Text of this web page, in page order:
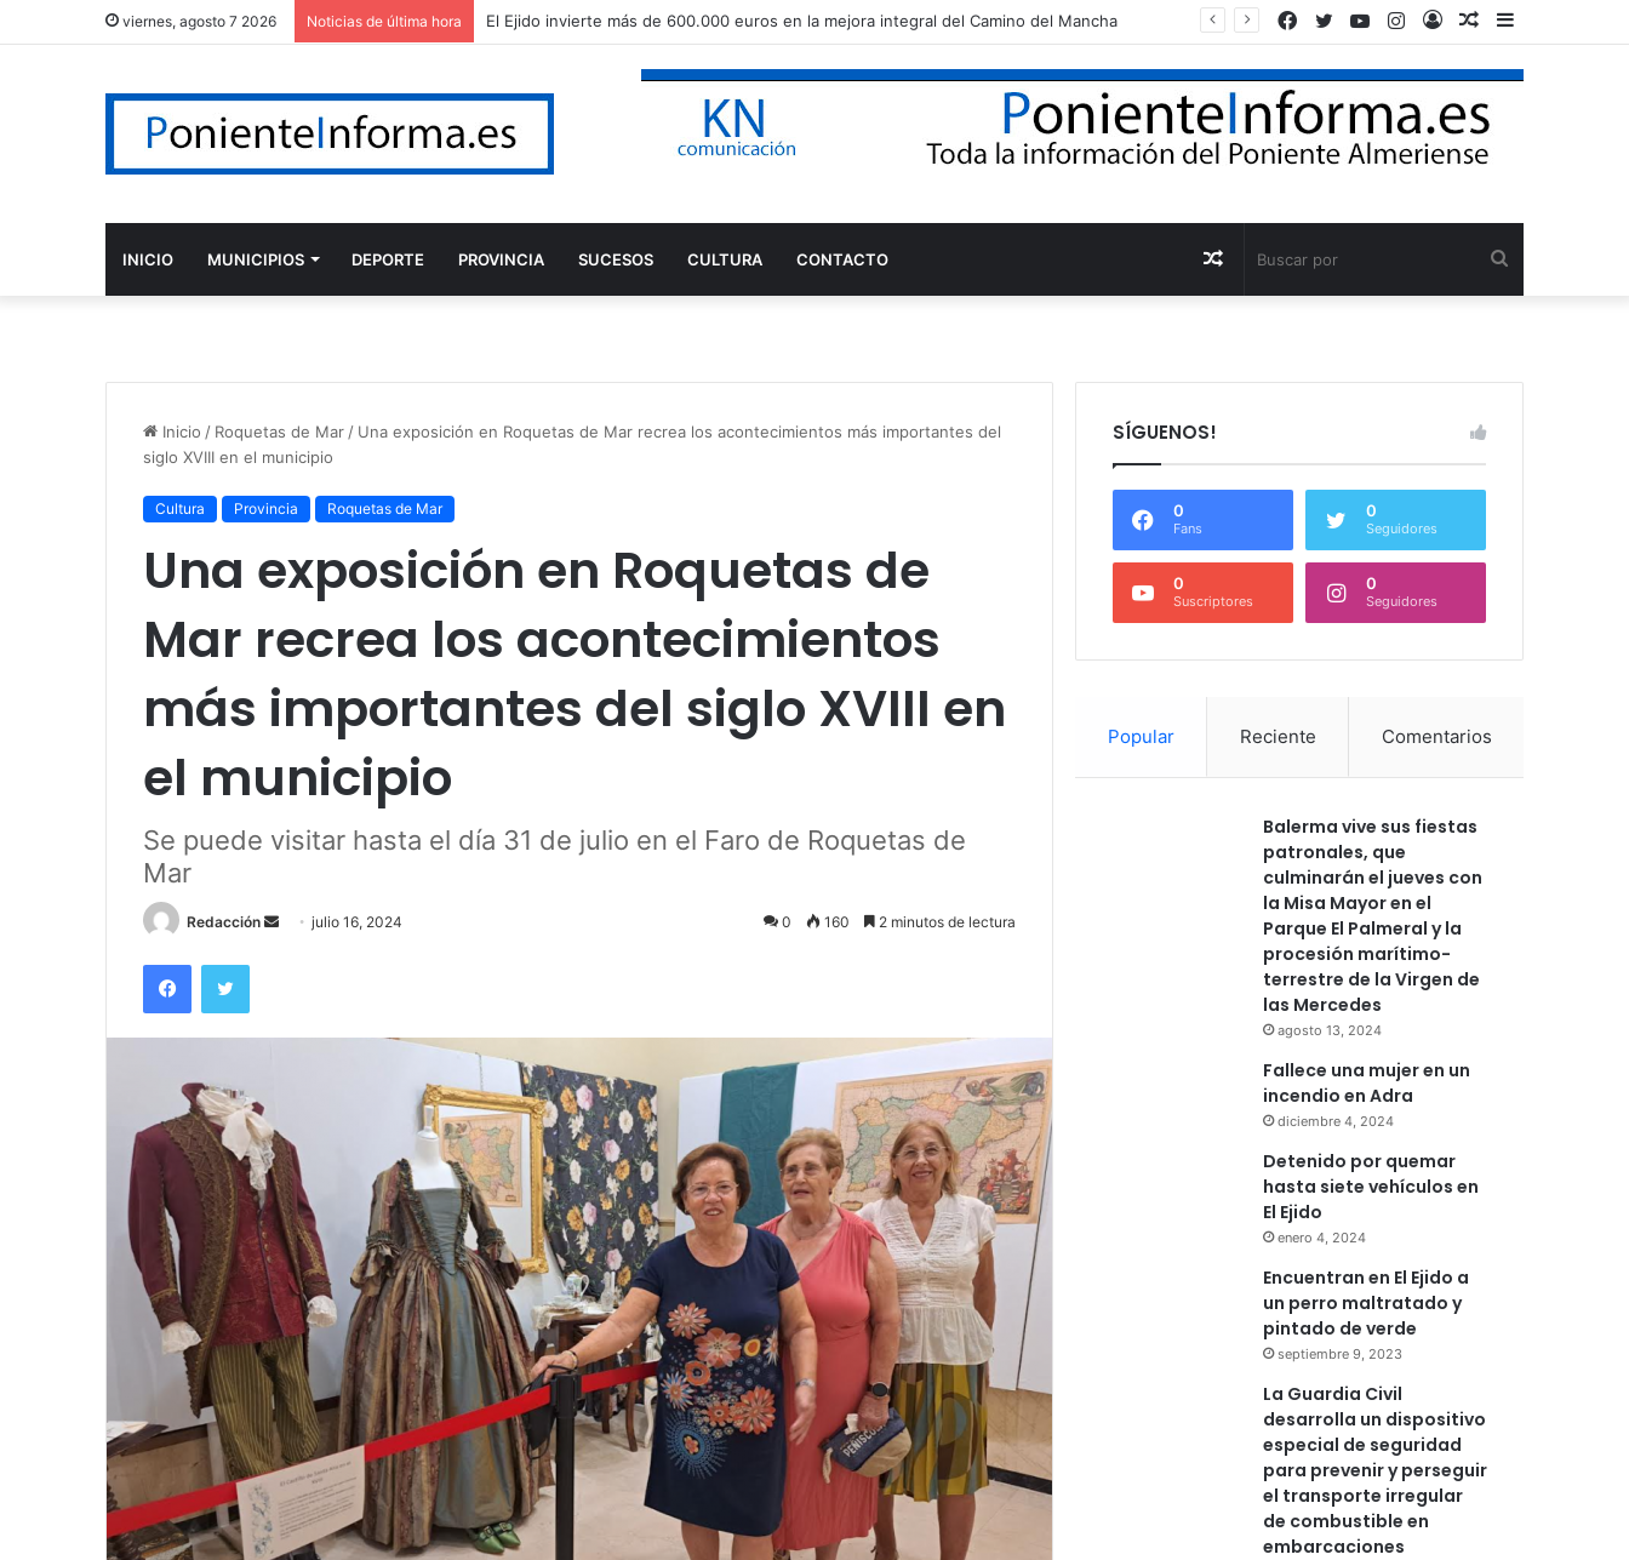
viernes, agosto 7 2026 Noticias de última hora
Barra
Publicación
azar
Acceso
Instagram
YouTube
Twitter
Facebook
INICIO MUNICIPIOS DEPORTE PROVINCIA SUCESOS CULTURA CONTACTO Publicación
Inicio / Roquetas de Mar / Una exposición en Roquetas de Mar recrea los acontecimientos más importantes del
siglo XVIII en el municipio
Cultura Provincia Roquetas de Mar
Una exposición en Roquetas de
Mar recrea los acontecimientos
más importantes del siglo XVIII en
el municipio
Se puede visitar hasta el día 31 de julio en el Faro de Roquetas de
Mar
Redacción
Sendjulio 16, 2024 0 160 2 minutos de lectura
FacebookTwitter
SÍGUENOS!
0
Fans
0
Seguidores
0
Suscriptores
0
Seguidores
Popular Reciente Comentarios
Balerma vive sus fiestas
patronales, que
culminarán el jueves con
la Misa Mayor en el
Parque El Palmeral y la
procesión marítimo-
terrestre de la Virgen de
las Mercedes
agosto 13, 2024
Fallece una mujer en un
incendio en Adra
diciembre 4, 2024
Detenido por quemar
hasta siete vehículos en
El Ejido
enero 4, 2024
Encuentran en El Ejido a
un perro maltratado y
pintado de verde
septiembre 9, 2023
La Guardia Civil
desarrolla un dispositivo
especial de seguridad
para prevenir y perseguir
el transporte irregular
de combustible en
embarcaciones